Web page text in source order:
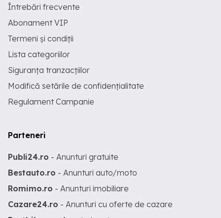
Întrebări frecvente
Abonament VIP
Termeni și condiții
Lista categoriilor
Siguranța tranzacțiilor
Modifică setările de confidențialitate
Regulament Campanie
Parteneri
Publi24.ro - Anunturi gratuite
Bestauto.ro - Anunturi auto/moto
Romimo.ro - Anunturi imobiliare
Cazare24.ro - Anunturi cu oferte de cazare